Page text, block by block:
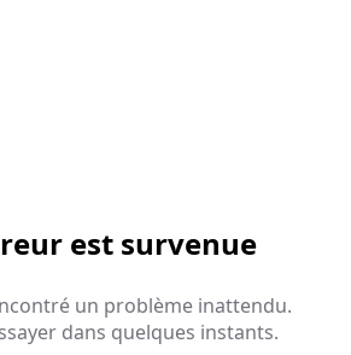
est survenue
un problème inattendu.
dans quelques instants.